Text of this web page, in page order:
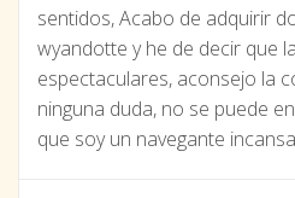
sentidos, Acabo de adquirir
wyandotte y he de decir que
espectaculares, aconsejo la
ninguna duda, no se puede
que soy un navegante